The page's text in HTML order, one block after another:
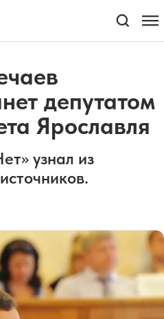
депутатом
Ярославля
узнал из